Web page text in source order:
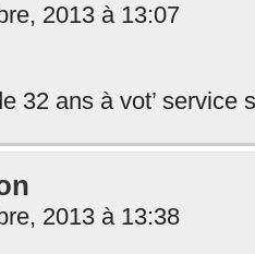
2013 à 13:07
32 ans à vot’ service
2013 à 13:38